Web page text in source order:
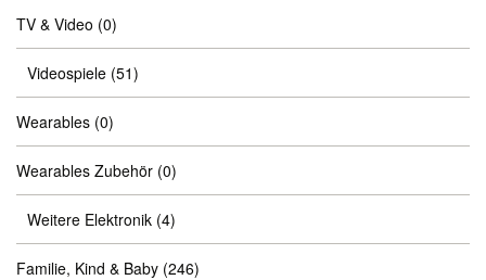
TV & Video (0)
Videospiele (51)
Wearables (0)
Wearables Zubehör (0)
Weitere Elektronik (4)
Familie, Kind & Baby (246)